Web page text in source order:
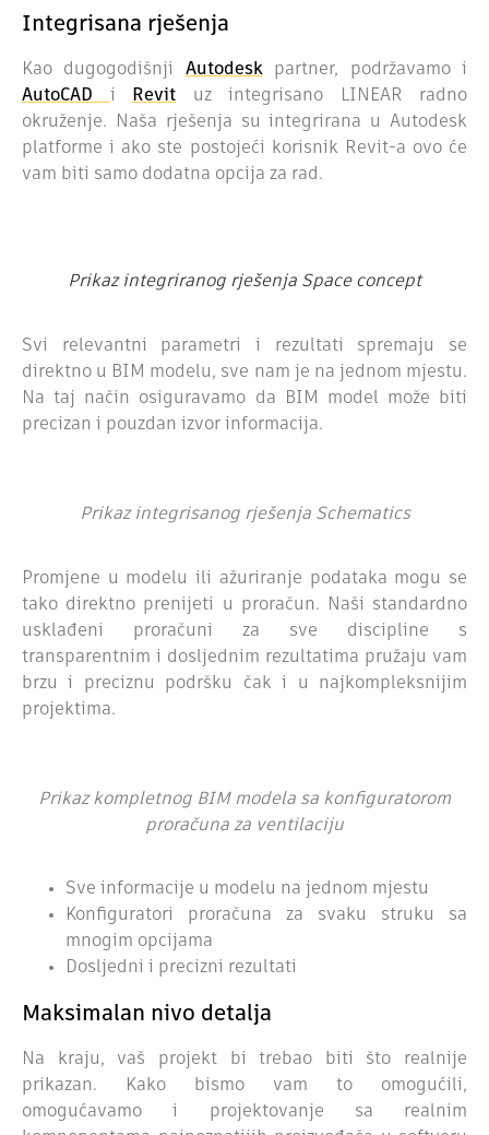
Integrisana rješenja
Kao dugogodišnji Autodesk
partner, podržavamo i
AutoCAD i Revit uz integrisano LINEAR radno
okruženje. Naša rješenja su integrirana u Autodesk
platforme i ako ste postojeći korisnik Revit-a ovo će
vam biti samo dodatna opcija za rad.
Prikaz integriranog rješenja Space concept
Svi relevantni parametri i rezultati spremaju se
direktno u BIM modelu, sve nam je na jednom mjestu.
Na taj način osiguravamo da BIM model može biti
precizan i pouzdan izvor informacija.
Prikaz integrisanog rješenja Schematics
Promjene u modelu ili ažuriranje podataka mogu se
tako direktno prenijeti u proračun.
Naši standardno
usklađeni proračuni za sve discipline s
transparentnim i dosljednim rezultatima pružaju vam
brzu i preciznu podršku čak i u najkompleksnijim
projektima.
Prikaz kompletnog BIM modela sa konfiguratorom
proračuna za ventilaciju
Sve informacije u modelu na jednom mjestu
Konfiguratori proračuna za svaku struku sa
mnogim opcijama
Dosljedni i precizni rezultati
Maksimalan nivo detalja
Na kraju, vaš projekt bi trebao biti što realnije
prikazan. Kako bismo vam to omogućili,
omogućavamo i projektovanje sa realnim